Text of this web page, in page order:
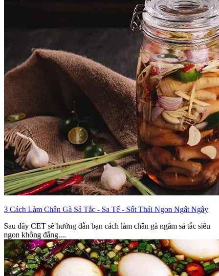
3 Cách Làm Chân Gà Sả Tắc - Sa Tế - Sốt Thái Ngon Ngất Ngây
Sau đây CET sẽ hướng dẫn bạn cách làm chân gà ngâm sả tắc siêu
ngon không đắng....